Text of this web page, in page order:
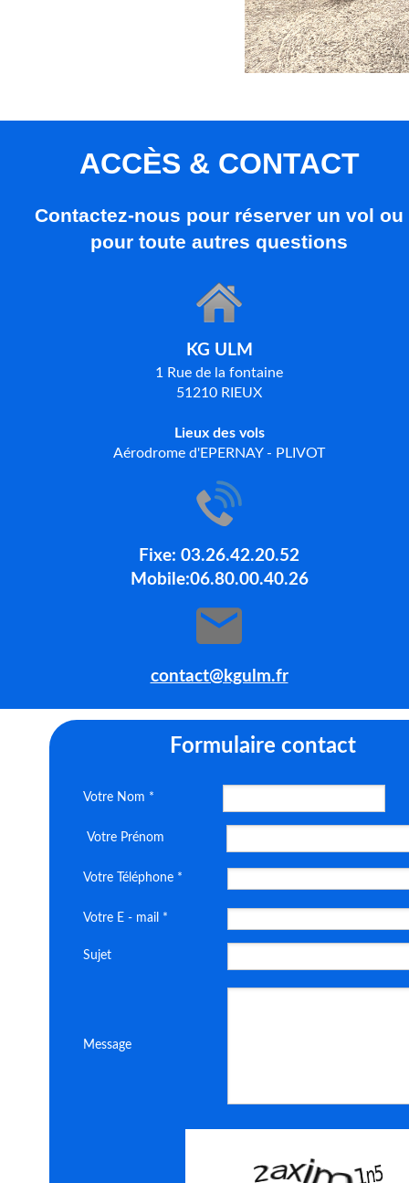
ACCÈS & CONTACT
Contactez-nous pour réserver un vol ou
pour toute autres questions
KG ULM
1 Rue de la fontaine
51210 RIEUX
Lieux des vols
Aérodrome d'EPERNAY - PLIVOT
Fixe: 03.26.42.20.52
Mobile:06.80.00.40.26
contact@kgulm.fr
Formulaire contact
Votre Nom *
Votre Prénom
Votre Téléphone *
Votre E - mail *
Sujet
Message